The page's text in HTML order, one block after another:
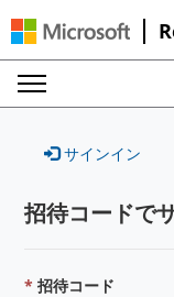
サインイン
招待コードで
招待コード